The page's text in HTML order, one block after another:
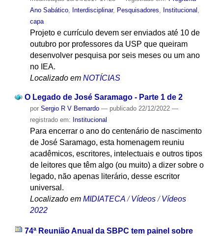
Ano Sabático, Interdisciplinar, Pesquisadores Institucional
capa
Projeto e currículo devem ser enviados até 10 de
outubro por professores da USP que queiram
desenvolver pesquisa por seis meses ou um ano
no IEA.
Localizado em NOTÍCIAS
O Legado de José Saramago - Parte 1 de 2
por Sergio R V Bernardo — publicado22/12/2022 —
registrado em: Institucional
Para encerrar o ano do centenário de nascimento
de José Saramago, esta homenagem reuniu
acadêmicos, escritores, intelectuais e outros tipos
de leitores que têm algo (ou muito) a dizer sobre o
legado, não apenas literário, desse escritor
universal.
Localizado em MIDIATECA /Vídeos /Vídeos
2022
74ª Reunião Anual da SBPC tem painel sobre